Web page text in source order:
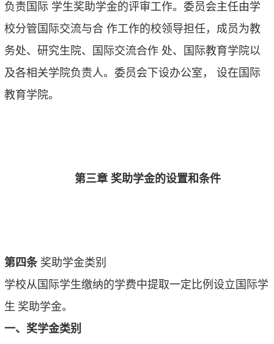
负责国际 学生奖助学金的评审工作。委员会主任由学
校分管国际交流与合 作工作的校领导担任，成员为教
务处、研究生院、国际交流合作 处、国际教育学院以
及各相关学院负责人。委员会下设办公室，
设在国际
教育学院。
第三章 奖助学金的设置和条件
第四条 奖助学金类别
学校从国际学生缴纳的学费中提取一定比例设立国际学
生 奖助学金。
一、奖学金类别